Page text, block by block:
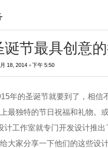
诞节最具创意
18, 2014•下午 5:50
年的圣诞节就要到了，相信
最独特的节日祝福和礼物。
计工作室就专门开发设计推
大家分享一下他们的这些设